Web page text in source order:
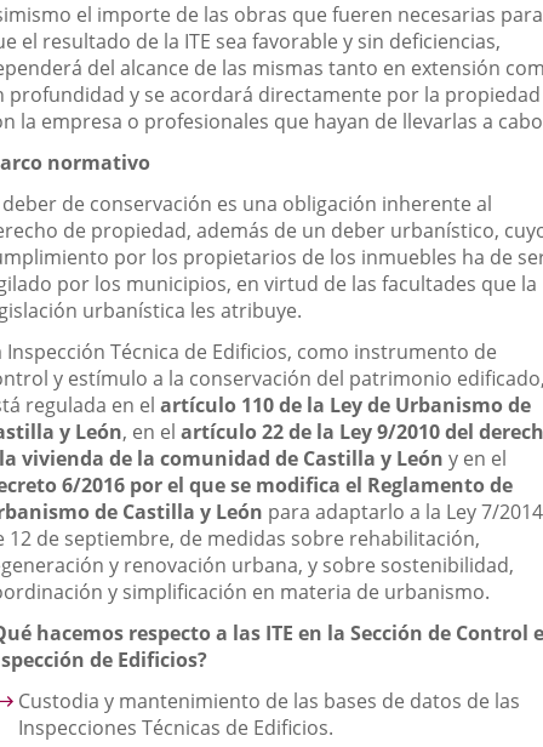
el importe de las obras que fueren necesarias para
el resultado de la ITE sea favorable y sin deficiencias,
del alcance de las mismas tanto en extensión
profundidad y se acordará directamente por la propiedad
la empresa o profesionales que hayan de llevarlas a
normativo
deber de conservación es una obligación inherente al
de propiedad, además de un deber urbanístico,
por los propietarios de los inmuebles ha de
por los municipios, en virtud de las facultades que la
urbanística les atribuye.
Inspección Técnica de Edificios, como instrumento de
y estímulo a la conservación del patrimonio
regulada en el artículo 110 de la Ley de Urbanismo de
y León, en el artículo 22 de la Ley 9/2010 del
vivienda de la comunidad de Castilla y León y en el
6/2016 por el que se modifica el Reglamento de
de Castilla y León para adaptarlo a la Ley 7/2014
12 de septiembre, de medidas sobre rehabilitación,
y renovación urbana, y sobre sostenibilidad,
y simplificación en materia de urbanismo.
hacemos respecto a las ITE en la Sección de Control e
de Edificios?
Custodia y mantenimiento de las bases de datos de las
Inspecciones Técnicas de Edificios.